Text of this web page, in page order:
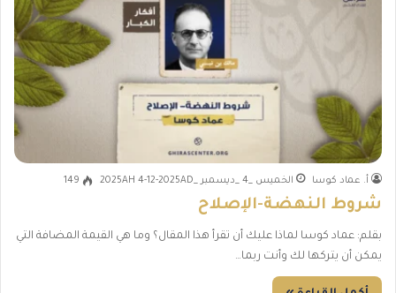
أ. عماد كوسا الخميس _4 _ديسمبر _2025AH 4-12-2025AD 149
شروط النهضة-الإصلاح
بقلم: عماد كوسا لماذا عليك أن تقرأ هذا المقال؟ وما هي القيمة المضافة التي
يمكن أن يتركها لك وأنت ربما…